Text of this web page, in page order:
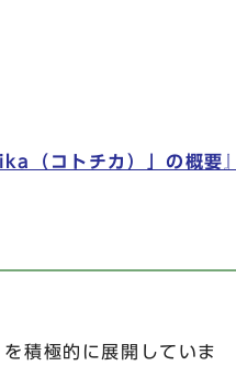
（コトチカ）」の概要』
積極的に展開していま